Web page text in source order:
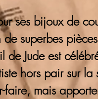
ses bijoux de
superbes
Jude est
hors pair sur la
faire, mais